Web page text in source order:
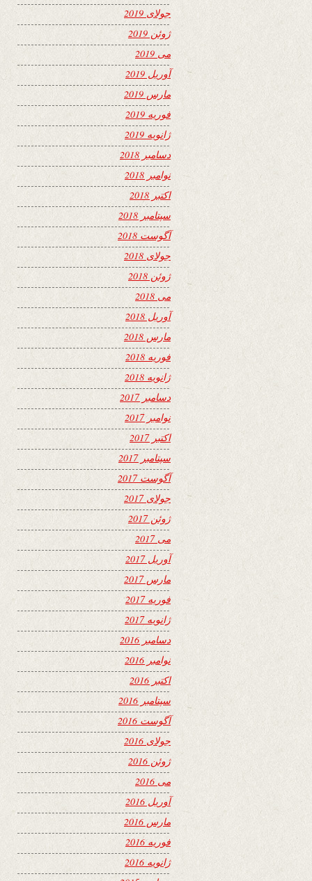
جولای 2019
ژوئن 2019
می 2019
آوریل 2019
مارس 2019
فوریه 2019
ژانویه 2019
دسامبر 2018
نوامبر 2018
اکتبر 2018
سپتامبر 2018
آگوست 2018
جولای 2018
ژوئن 2018
می 2018
آوریل 2018
مارس 2018
فوریه 2018
ژانویه 2018
دسامبر 2017
نوامبر 2017
اکتبر 2017
سپتامبر 2017
آگوست 2017
جولای 2017
ژوئن 2017
می 2017
آوریل 2017
مارس 2017
فوریه 2017
ژانویه 2017
دسامبر 2016
نوامبر 2016
اکتبر 2016
سپتامبر 2016
آگوست 2016
جولای 2016
ژوئن 2016
می 2016
آوریل 2016
مارس 2016
فوریه 2016
ژانویه 2016